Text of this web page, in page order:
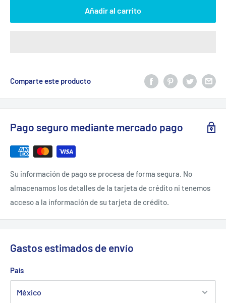
Añadir al carrito
Comparte este producto
Pago seguro mediante mercado pago
Su información de pago se procesa de forma segura. No
almacenamos los detalles de la tarjeta de crédito ni tenemos
acceso a la información de su tarjeta de crédito.
Gastos estimados de envío
País